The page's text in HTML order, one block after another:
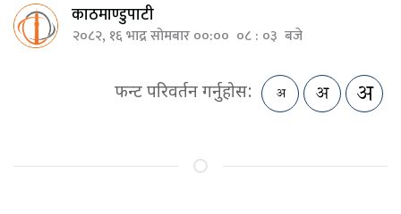
काठमाण्डुपाटी
२०८२, १६ भाद्र सोमबार ००:०० ०८ : ०३ बजे
फन्ट परिवर्तन गर्नुहोस: